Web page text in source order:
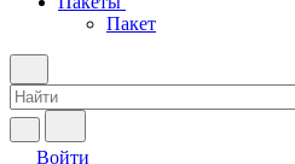
Пакет
Войти